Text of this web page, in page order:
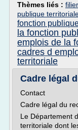
Thèmes liés :
publique
fonction
la fonction
emplois de la
cadres d
territoriale
Cadre légal
Contact
Cadre légal du
Le Département
territoriale dont